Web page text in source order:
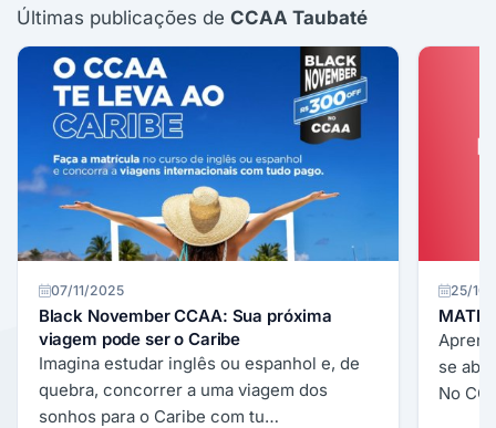
Últimas publicações de CCAA Taubaté
07/11/2025
Black November CCAA: Sua próxima
viagem pode ser o Caribe
Imagina estudar inglês ou espanhol e, de
quebra, concorrer a uma viagem dos
sonhos para o Caribe com tu…
25/
se
No